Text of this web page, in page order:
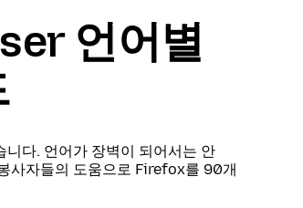
언어별
다. 언어가 장벽이 되어서는 안
사자들의 도움으로 Firefox를 90개